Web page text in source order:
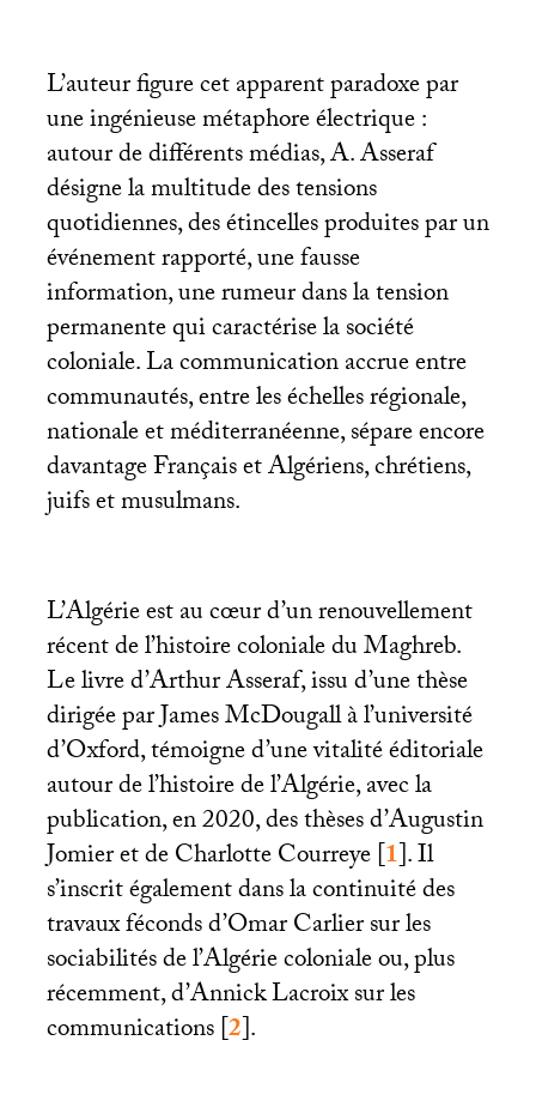
L’auteur figure cet apparent paradoxe par
une ingénieuse métaphore électrique :
autour de différents médias, A. Asseraf
désigne la multitude des tensions
quotidiennes, des étincelles produites par un
événement rapporté, une fausse
information, une rumeur dans la tension
permanente qui caractérise la société
coloniale. La communication accrue entre
communautés, entre les échelles régionale,
nationale et méditerranéenne, sépare encore
davantage Français et Algériens, chrétiens,
juifs et musulmans.
L’Algérie est au cœur d’un renouvellement
récent de l’histoire coloniale du Maghreb.
Le livre d’Arthur Asseraf, issu d’une thèse
dirigée par James McDougall à l’université
d’Oxford, témoigne d’une vitalité éditoriale
autour de l’histoire de l’Algérie, avec la
publication, en 2020, des thèses d’Augustin
Jomier et de Charlotte Courreye[1]. Il
s’inscrit également dans la continuité des
travaux féconds d’Omar Carlier sur les
sociabilités de l’Algérie coloniale ou, plus
récemment, d’Annick Lacroix sur les
communications[2].